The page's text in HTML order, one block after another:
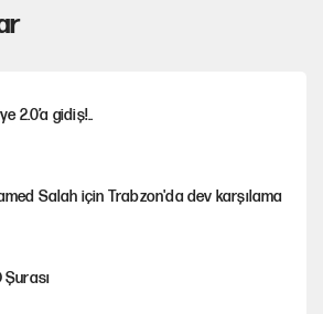
2.0’a gidiş!..
Salah için Trabzon'da dev karşılama
Şurası